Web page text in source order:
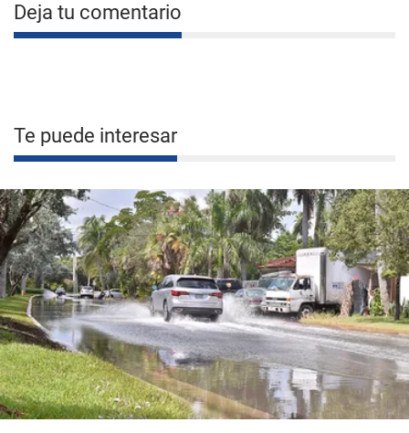
Deja tu comentario
Te puede interesar